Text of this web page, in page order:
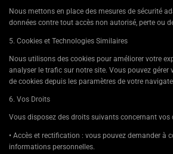
Nous mettons en place des mesures de sécurité
données contre tout accès non autorisé, perte ou
5. Cookies et Technologies Similaires
Nous utilisons des cookies pour améliorer votre
analyser le trafic sur notre site. Vous pouvez gérer
de cookies depuis les paramètres de votre
6. Vos Droits
Vous disposez des droits suivants concernant vos
• Accès et rectification : vous pouvez demander à
informations personnelles.